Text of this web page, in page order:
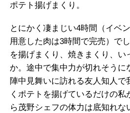
ポテト揚げまくり。
とにかく凄まじい4時間（イベ
用意した肉は3時間で完売）で
を揚げまくり、焼きまくり、い
か。途中で集中力が切れそうに
陣中見舞いに訪れる友人知人
くポテトを揚げているだけの
ら茂野シェフの体力は底知れな